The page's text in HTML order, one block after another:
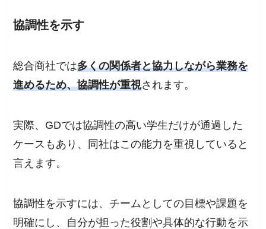
協調性を示す
総合商社では多くの関係者と協力しながら業務を
進めるため、協調性が重視されます。
実際、GDでは協調性の高い学生だけが通過した
ケースもあり、同社はこの能力を重視していると
言えます。
協調性を示すには、チームとしての目標や課題を
明確にし、自分が担った役割や具体的な行動を示